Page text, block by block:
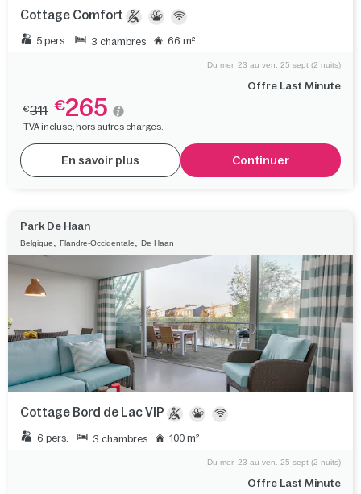
Cottage Comfort
5 pers. 3 chambres 66 m²
Offre Last Minute
Du mer. 23 au ven. 25 sept (2 nuits)
€311 €265
TVA incluse, hors autres charges.
En savoir plus Continuer
Park De Haan
Belgique, Flandre-Occidentale, De Haan
Cottage Bord de Lac VIP
6 pers. 3 chambres 100 m²
Offre Last Minute
Du mer. 23 au ven. 25 sept (2 nuits)